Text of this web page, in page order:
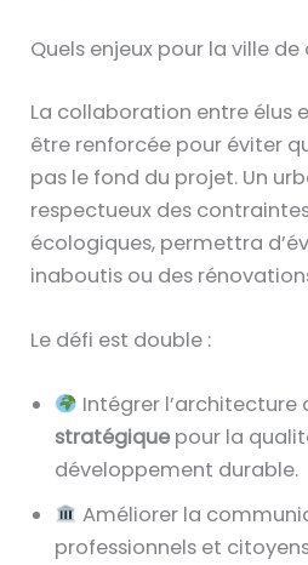
Quels enjeux pour la ville de
La collaboration entre élus
être renforcée pour éviter
pas le fond du projet. Un
respectueux des
écologiques, permettra
inaboutis ou des
Le défi est double :
Intégrer l’architecture
stratégique pour la
développement durable.
Améliorer la
professionnels et